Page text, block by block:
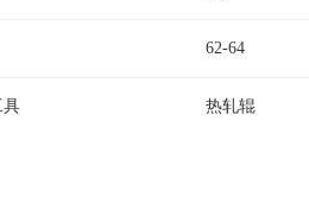
62-64
具 热轧辊